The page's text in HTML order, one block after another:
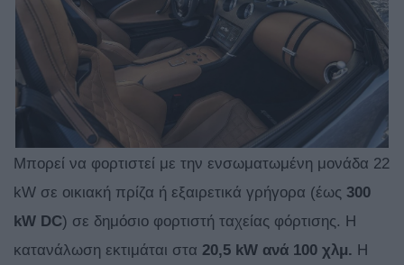
Μπορεί να φορτιστεί με την ενσωματωμένη μονάδα 22
kW σε οικιακή πρίζα ή εξαιρετικά γρήγορα (έως 300
kW DC) σε δημόσιο φορτιστή ταχείας φόρτισης. Η
κατανάλωση εκτιμάται στα 20,5 kW ανά 100 χλμ. H